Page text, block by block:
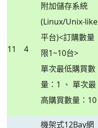
11 4
附加儲存系統
(Linux/Unix-like
平台)<訂購數量
限1~10台>
單次最低購買數
量：1 、 單次最
高購買數量：10
機架式12Bay網